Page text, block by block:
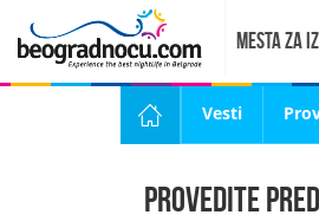
MESTA ZA
Vesti
Provedite